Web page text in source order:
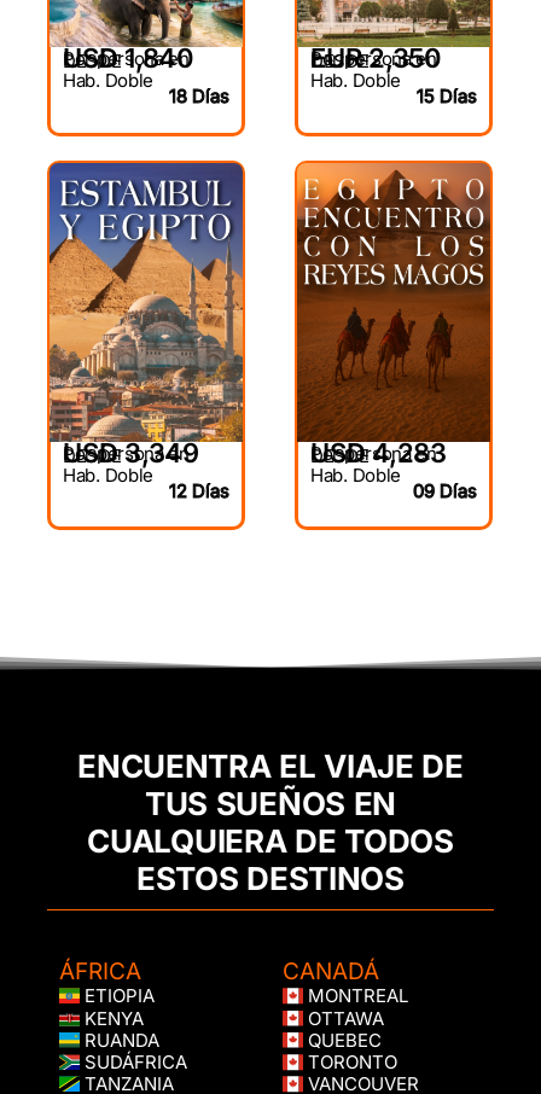
DESDE
USD 1,840
Por persona en
Hab. Doble
18 Días
DESDE
EUR 2,350
Por persona en
Hab. Doble
15 Días
DESDE
USD 3,349
Por persona en
Hab. Doble
12 Días
DESDE
USD 4,283
Por persona en
Hab. Doble
09 Días
ENCUENTRA EL VIAJE DE
TUS SUEÑOS EN
CUALQUIERA DE TODOS
ESTOS DESTINOS
ÁFRICA
ETIOPIA
KENYA
RUANDA
SUDÁFRICA
TANZANIA
CANADÁ
MONTREAL
OTTAWA
QUEBEC
TORONTO
VANCOUVER